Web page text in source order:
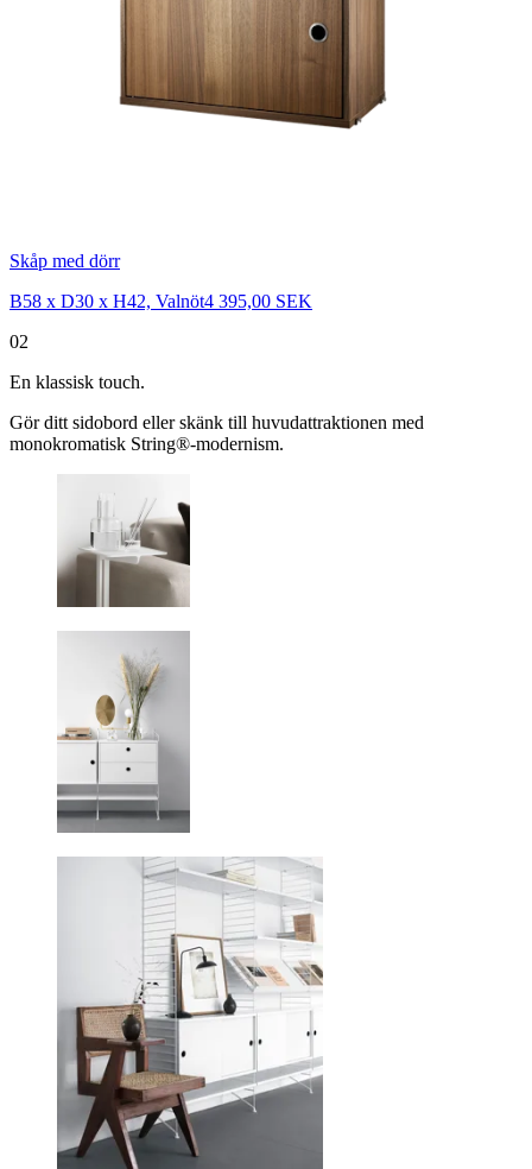
Skåp med dörr
B58 x D30 x H42, Valnöt4 395,00 SEK
02
En klassisk touch.
Gör ditt sidobord eller skänk till huvudattraktionen med
monokromatisk String®-modernism.